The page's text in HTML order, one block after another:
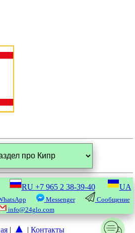
RU +7 965 2 38-39-40
UA
Messenger
Сообщение
info@24glo.com
| ▲ | Контакты